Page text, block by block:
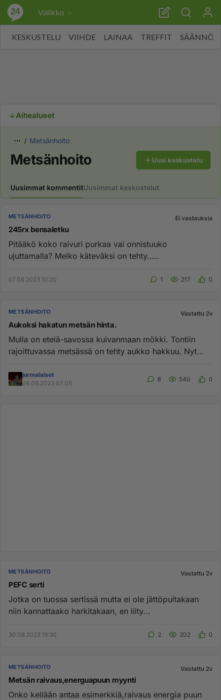
Valikko
KESKUSTELU VIIHDE LAINAA TREFFIT SÄÄNNÖT
Aihealueet
Metsänhoito
Metsänhoito Uusi keskustelu
Uusimmat kommentitUusimmat keskustelut
METSÄNHOITO Ei vastauksia
245rx bensaletku
Pitääkö koko raivuri purkaa vai onnistuuko
ujuttamalla? Melko käteväksi on tehty.....
07.08.2023 10:20 1 217 0
METSÄNHOITO Vastattu 2v
Aukoksi hakatun metsän hinta.
Mulla on etelä-savossa kuivanmaan mökki. Tontiin
rajoittuvassa metsässä on tehty aukko hakkuu. Nyt
jormalaiset
24.08.2023 07:05
8 540 0
METSÄNHOITO Vastattu 2v
PEFC serti
Jotka on tuossa sertissä mutta ei ole jättöpuitakaan
niin kannattaako harkitakaan, en liity...
30.08.2023 19:30 2 202 0
METSÄNHOITO Vastattu 2v
Metsän raivaus,energuapuun myynti
Onko kellään antaa esimerkkiä,raivaus energia puun